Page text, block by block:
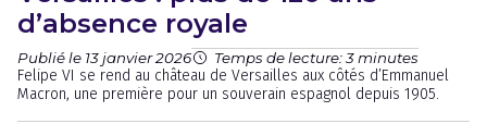
d’absence royale
Publié le 13 janvier 2026 Temps de lecture: 3 minutes
Felipe VI se rend au château de Versailles aux côtés d’Emmanuel
Macron, une première pour un souverain espagnol depuis 1905.